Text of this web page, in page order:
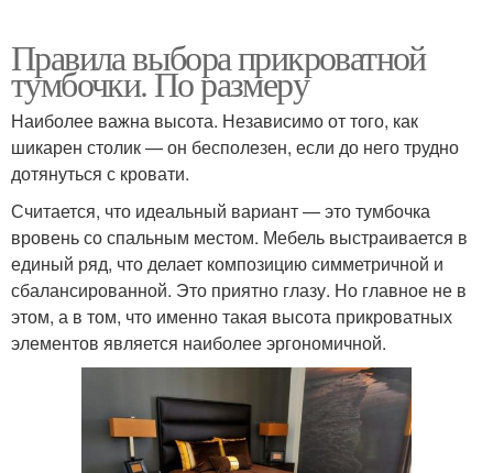
Правила выбора прикроватной
тумбочки. По размеру
Наиболее важна высота. Независимо от того, как
шикарен столик — он бесполезен, если до него трудно
дотянуться с кровати.
Считается, что идеальный вариант — это тумбочка
вровень со спальным местом. Мебель выстраивается в
единый ряд, что делает композицию симметричной и
сбалансированной. Это приятно глазу. Но главное не в
этом, а в том, что именно такая высота прикроватных
элементов является наиболее эргономичной.